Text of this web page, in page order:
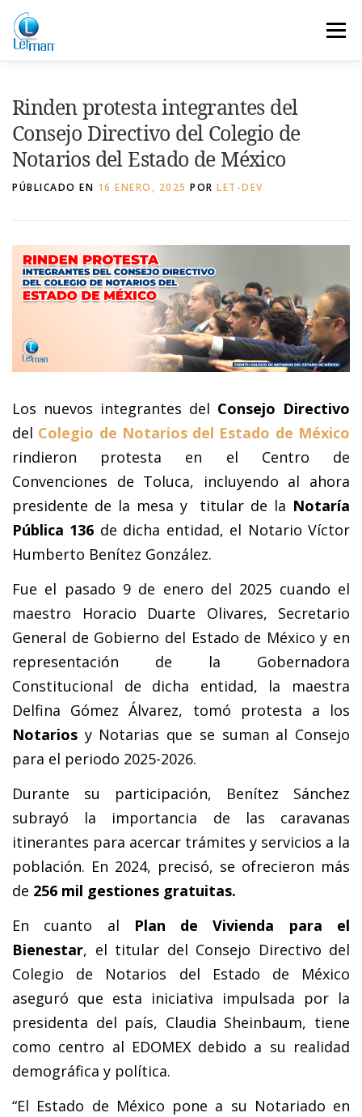
contenido
Menú
PREGUNTAS NOSOTROS NOTICIAS
Rinden protesta integrantes del
Consejo Directivo del Colegio de
Notarios del Estado de México
PÚBLICADO EN 16 ENERO, 2025 POR LET-DEV
Los nuevos integrantes del Consejo Directivo
del Colegio de Notarios del Estado de México
rindieron protesta en el Centro de
Convenciones de Toluca, incluyendo al ahora
presidente de la mesa y titular de la Notaría
Pública 136 de dicha entidad, el Notario Víctor
Humberto Benítez González.
Fue el pasado 9 de enero del 2025 cuando el
maestro Horacio Duarte Olivares, Secretario
General de Gobierno del Estado de México y en
representación de la Gobernadora
Constitucional de dicha entidad, la maestra
Delfina Gómez Álvarez, tomó protesta a los
Notarios y Notarias que se suman al Consejo
para el periodo 2025-2026.
Durante su participación, Benítez Sánchez
subrayó la importancia de las caravanas
itinerantes para acercar trámites y servicios a la
población. En 2024, precisó, se ofrecieron más
de 256 mil gestiones gratuitas.
En cuanto al Plan de Vivienda para el
Bienestar, el titular del Consejo Directivo del
Colegio de Notarios del Estado de México
aseguró que esta iniciativa impulsada por la
presidenta del país, Claudia Sheinbaum, tiene
como centro al EDOMEX debido a su realidad
demográfica y política.
“El Estado de México pone a su Notariado en